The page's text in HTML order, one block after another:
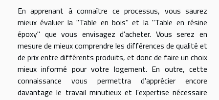
En apprenant à connaître ce processus, vous saurez
mieux évaluer la "Table en bois" et la "Table en résine
époxy" que vous envisagez d'acheter. Vous serez en
mesure de mieux comprendre les différences de qualité et
de prix entre différents produits, et donc de faire un choix
mieux informé pour votre logement. En outre, cette
connaissance vous permettra d'apprécier encore
davantage le travail minutieux et l'expertise nécessaire